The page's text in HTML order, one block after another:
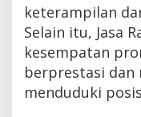
keterampilan
Selain itu, Jasa
kesempatan
berprestasi
menduduki